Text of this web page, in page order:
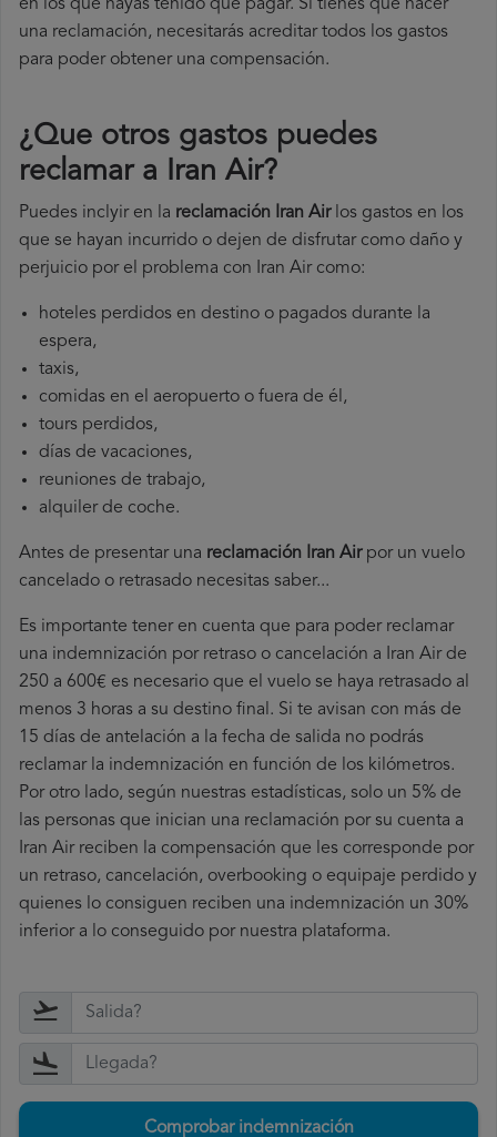
en los que hayas tenido que pagar. Si tienes que hacer
una reclamación, necesitarás acreditar todos los gastos
para poder obtener una compensación.
¿Que otros gastos puedes
reclamar a Iran Air​?
Puedes inclyir en la reclamación Iran Airlos gastos en los
que se hayan incurrido o dejen de disfrutar como daño y
perjuicio por el problema con Iran Air como:
hoteles perdidos en destino o pagados durante la
espera,
taxis,
comidas en el aeropuerto o fuera de él,
tours perdidos,
días de vacaciones,
reuniones de trabajo,
alquiler de coche.
Antes de presentar una reclamación Iran Airpor un vuelo
cancelado o retrasado necesitas saber...
Es importante tener en cuenta que para poder reclamar
una indemnización por retraso o cancelación a Iran Air de
250 a 600€ es necesario que el vuelo se haya retrasado al
menos 3 horas a su destino final. Si te avisan con más de
15 días de antelación a la fecha de salida no podrás
reclamar la indemnización en función de los kilómetros.
Por otro lado, según nuestras estadísticas, solo un 5% de
las personas que inician una reclamación por su cuenta a
Iran Air reciben la compensación que les corresponde por
un retraso, cancelación, overbooking o equipaje perdido y
quienes lo consiguen reciben una indemnización un 30%
inferior a lo conseguido por nuestra plataforma.
Comprobar indemnización